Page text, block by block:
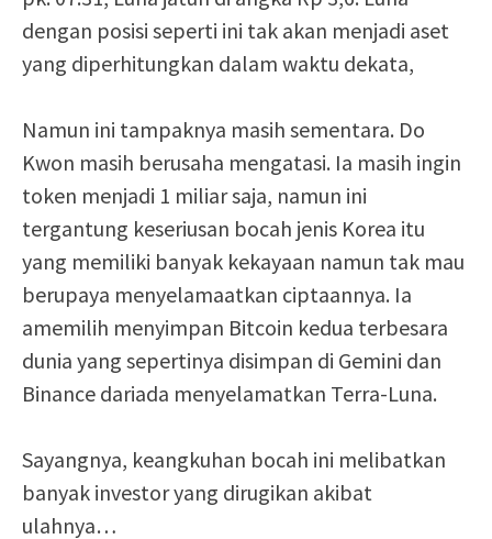
dengan posisi seperti ini tak akan menjadi aset
yang diperhitungkan dalam waktu dekata,
Namun ini tampaknya masih sementara. Do
Kwon masih berusaha mengatasi. Ia masih ingin
token menjadi 1 miliar saja, namun ini
tergantung keseriusan bocah jenis Korea itu
yang memiliki banyak kekayaan namun tak mau
berupaya menyelamaatkan ciptaannya. Ia
amemilih menyimpan Bitcoin kedua terbesara
dunia yang sepertinya disimpan di Gemini dan
Binance dariada menyelamatkan Terra-Luna.
Sayangnya, keangkuhan bocah ini melibatkan
banyak investor yang dirugikan akibat
ulahnya…